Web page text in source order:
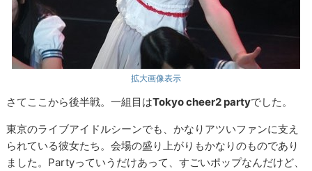
拡大画像表示
さてここから後半戦。一組目はTokyo cheer2 partyでした。
東京のライブアイドルシーンでも、かなりアツいファンに支え
られている彼女たち。会場の盛り上がりもかなりのものであり
ました。Partyっていうだけあって、すごいポップなんだけど、